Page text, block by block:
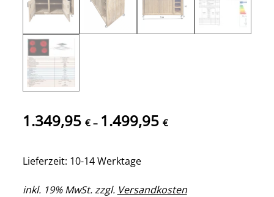
1.349,95 €– 1.499,95 €
Lieferzeit: 10-14 Werktage
inkl. 19% MwSt. zzgl. Versandkosten